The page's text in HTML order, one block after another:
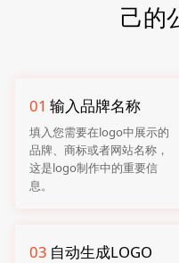
己的
01 输入品牌名称
填入您需要在logo中展示的
品牌、商标或者网站名称，
这是logo制作中的重要信
息。
03 自动生成LOGO